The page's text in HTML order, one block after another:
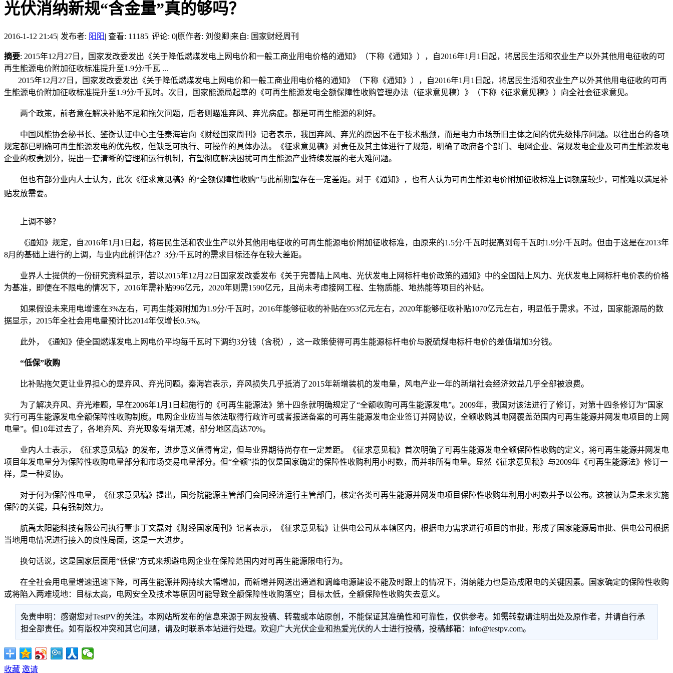
光伏消纳新规“含金量”真的够吗？
2016-1-12 21:45| 发布者: 阳阳| 查看: 11185| 评论: 0|原作者: 刘俊卿|来自: 国家财经周刊
摘要: 2015年12月27日，国家发改委发出《关于降低燃煤发电上网电价和一般工商业用电价格的通知》（下称《通知》），自2016年1月1日起，将居民生活和农业生产以外其他用电征收的可
再生能源电价附加征收标准提升至1.9分/千瓦 ...
2015年12月27日，国家发改委发出《关于降低燃煤发电上网电价和一般工商业用电价格的通知》（下称《通知》），自2016年1月1日起，将居民生活和农业生产以外其他用电征收的可再
生能源电价附加征收标准提升至1.9分/千瓦时。次日，国家能源局起草的《可再生能源发电全额保障性收购管理办法（征求意见稿）》（下称《征求意见稿》）向全社会征求意见。
两个政策，前者意在解决补贴不足和拖欠问题，后者则瞄准弃风、弃光病症。都是可再生能源的利好。
中国风能协会秘书长、鉴衡认证中心主任秦海岩向《财经国家周刊》记者表示，我国弃风、弃光的原因不在于技术瓶颈，而是电力市场新旧主体之间的优先级排序问题。以往出台的各项
规定都已明确可再生能源发电的优先权，但缺乏可执行、可操作的具体办法。《征求意见稿》对责任及其主体进行了规范，明确了政府各个部门、电网企业、常规发电企业及可再生能源发电
企业的权责划分，提出一套清晰的管理和运行机制，有望彻底解决困扰可再生能源产业持续发展的老大难问题。
但也有部分业内人士认为，此次《征求意见稿》的“全额保障性收购”与此前期望存在一定差距。对于《通知》，也有人认为可再生能源电价附加征收标准上调额度较少，可能难以满足补
贴发放需要。
上调不够？
《通知》规定，自2016年1月1日起，将居民生活和农业生产以外其他用电征收的可再生能源电价附加征收标准，由原来的1.5分/千瓦时提高到每千瓦时1.9分/千瓦时。但由于这是在2013年
8月的基础上进行的上调，与业内此前评估2？3分/千瓦时的需求目标还存在较大差距。
业界人士提供的一份研究资料显示，若以2015年12月22日国家发改委发布《关于完善陆上风电、光伏发电上网标杆电价政策的通知》中的全国陆上风力、光伏发电上网标杆电价表的价格
为基准，即便在不限电的情况下，2016年需补贴996亿元，2020年则需1590亿元，且尚未考虑接网工程、生物质能、地热能等项目的补贴。
如果假设未来用电增速在3%左右，可再生能源附加为1.9分/千瓦时，2016年能够征收的补贴在953亿元左右，2020年能够征收补贴1070亿元左右，明显低于需求。不过，国家能源局的数
据显示，2015年全社会用电量预计比2014年仅增长0.5%。
此外，《通知》使全国燃煤发电上网电价平均每千瓦时下调约3分钱（含税），这一政策使得可再生能源标杆电价与脱硫煤电标杆电价的差值增加3分钱。
“低保”收购
比补贴拖欠更让业界担心的是弃风、弃光问题。秦海岩表示，弃风损失几乎抵消了2015年新增装机的发电量，风电产业一年的新增社会经济效益几乎全部被浪费。
为了解决弃风、弃光难题，早在2006年1月1日起施行的《可再生能源法》第十四条就明确规定了“全额收购可再生能源发电”。2009年，我国对该法进行了修订，对第十四条修订为“国家
实行可再生能源发电全额保障性收购制度。电网企业应当与依法取得行政许可或者报送备案的可再生能源发电企业签订并网协议，全额收购其电网覆盖范围内可再生能源并网发电项目的上网
电量”。但10年过去了，各地弃风、弃光现象有增无减，部分地区高达70%。
业内人士表示，《征求意见稿》的发布，进步意义值得肯定，但与业界期待尚存在一定差距。《征求意见稿》首次明确了可再生能源发电全额保障性收购的定义，将可再生能源并网发电
项目年发电量分为保障性收购电量部分和市场交易电量部分。但“全额”指的仅是国家确定的保障性收购利用小时数，而并非所有电量。显然《征求意见稿》与2009年《可再生能源法》修订一
样，是一种妥协。
对于何为保障性电量，《征求意见稿》提出，国务院能源主管部门会同经济运行主管部门，核定各类可再生能源并网发电项目保障性收购年利用小时数并予以公布。这被认为是未来实施
保障的关键，具有强制效力。
航禹太阳能科技有限公司执行董事丁文磊对《财经国家周刊》记者表示，《征求意见稿》让供电公司从本辖区内，根据电力需求进行项目的审批，形成了国家能源局审批、供电公司根据
当地用电情况进行接入的良性局面，这是一大进步。
换句话说，这是国家层面用“低保”方式来规避电网企业在保障范围内对可再生能源限电行为。
在全社会用电量增速迅速下降，可再生能源并网持续大幅增加，而新增并网送出通道和调峰电源建设不能及时跟上的情况下，消纳能力也是造成限电的关键因素。国家确定的保障性收购
或将陷入两难境地：目标太高，电网安全及技术等原因可能导致全额保障性收购落空；目标太低，全额保障性收购失去意义。
免责申明：感谢您对TestPV的关注。本网站所发布的信息来源于网友投稿、转载或本站原创，不能保证其准确性和可靠性，仅供参考。如需转载请注明出处及原作者，并请自行承
担全部责任。如有版权冲突和其它问题，请及时联系本站进行处理。欢迎广大光伏企业和热爱光伏的人士进行投稿，投稿邮箱：info@testpv.com。
收藏 邀请